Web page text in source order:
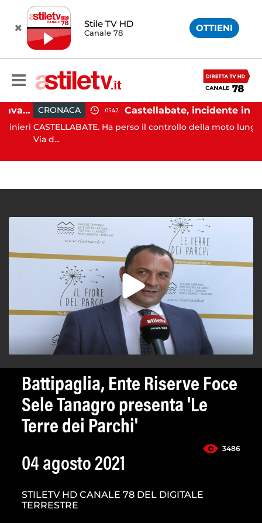
Stile TV HD
Canale 78 OTTIENI
Angri, scippano anziana davanti ad un negozio: tre arresti CRONACA 05:42
CASTELLABATE. Ha perso il controllo della moto lungo la
Via d...
Battipaglia, Ente Riserve Foce
Sele Tanagro presenta 'Le
Terre dei Parchi'
3486
04 agosto 2021
STILETV HD CANALE 78 DEL DIGITALE
TERRESTRE